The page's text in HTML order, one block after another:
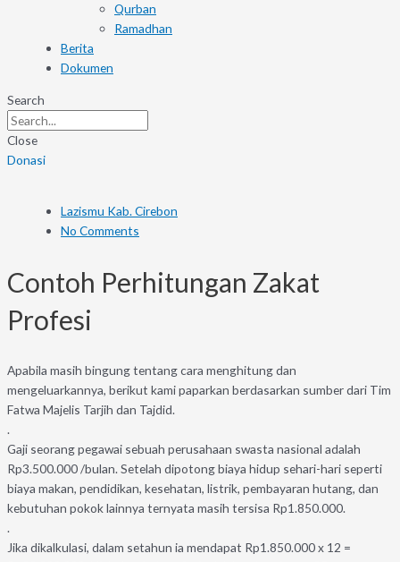
Qurban
Ramadhan
Berita
Dokumen
Search
Close
Donasi
Lazismu Kab. Cirebon
No Comments
Contoh Perhitungan Zakat
Profesi
Apabila masih bingung tentang cara menghitung dan
mengeluarkannya, berikut kami paparkan berdasarkan sumber dari Tim
Fatwa Majelis Tarjih dan Tajdid.
.
Gaji seorang pegawai sebuah perusahaan swasta nasional adalah
Rp3.500.000 /bulan. Setelah dipotong biaya hidup sehari-hari seperti
biaya makan, pendidikan, kesehatan, listrik, pembayaran hutang, dan
kebutuhan pokok lainnya ternyata masih tersisa Rp1.850.000.
.
Jika dikalkulasi, dalam setahun ia mendapat Rp1.850.000 x 12 =